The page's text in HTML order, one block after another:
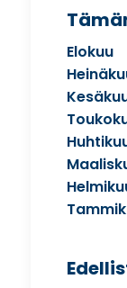
Elokuu